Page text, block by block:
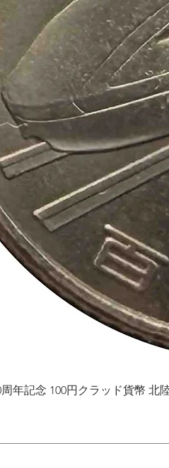
年記念 100円クラッド貨幣 北